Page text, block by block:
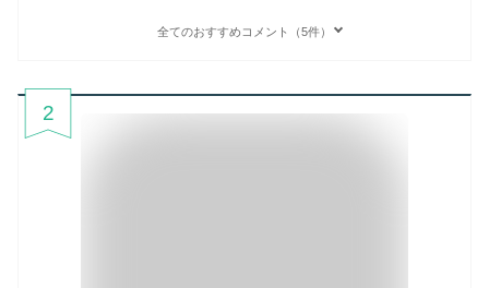
全てのおすすめコメント（5件）
2